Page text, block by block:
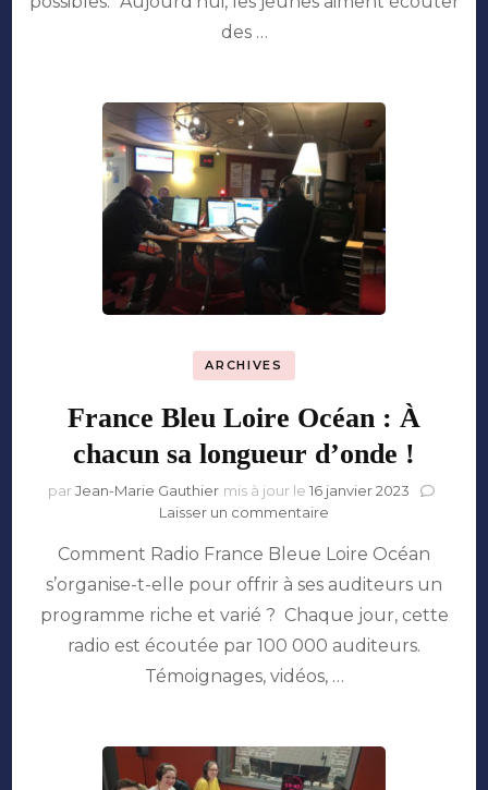
des …
ARCHIVES
France Bleu Loire Océan : À
chacun sa longueur d’onde !
parJean-Marie Gauthier mis à jour le 16 janvier 2023
Laisser un commentaire
Bleu
Loire
À
sa
!
Comment Radio France Bleue Loire Océan
s’organise-t-elle pour offrir à ses auditeurs un
programme riche et varié ? Chaque jour, cette
radio est écoutée par 100 000 auditeurs.
Témoignages, vidéos, …